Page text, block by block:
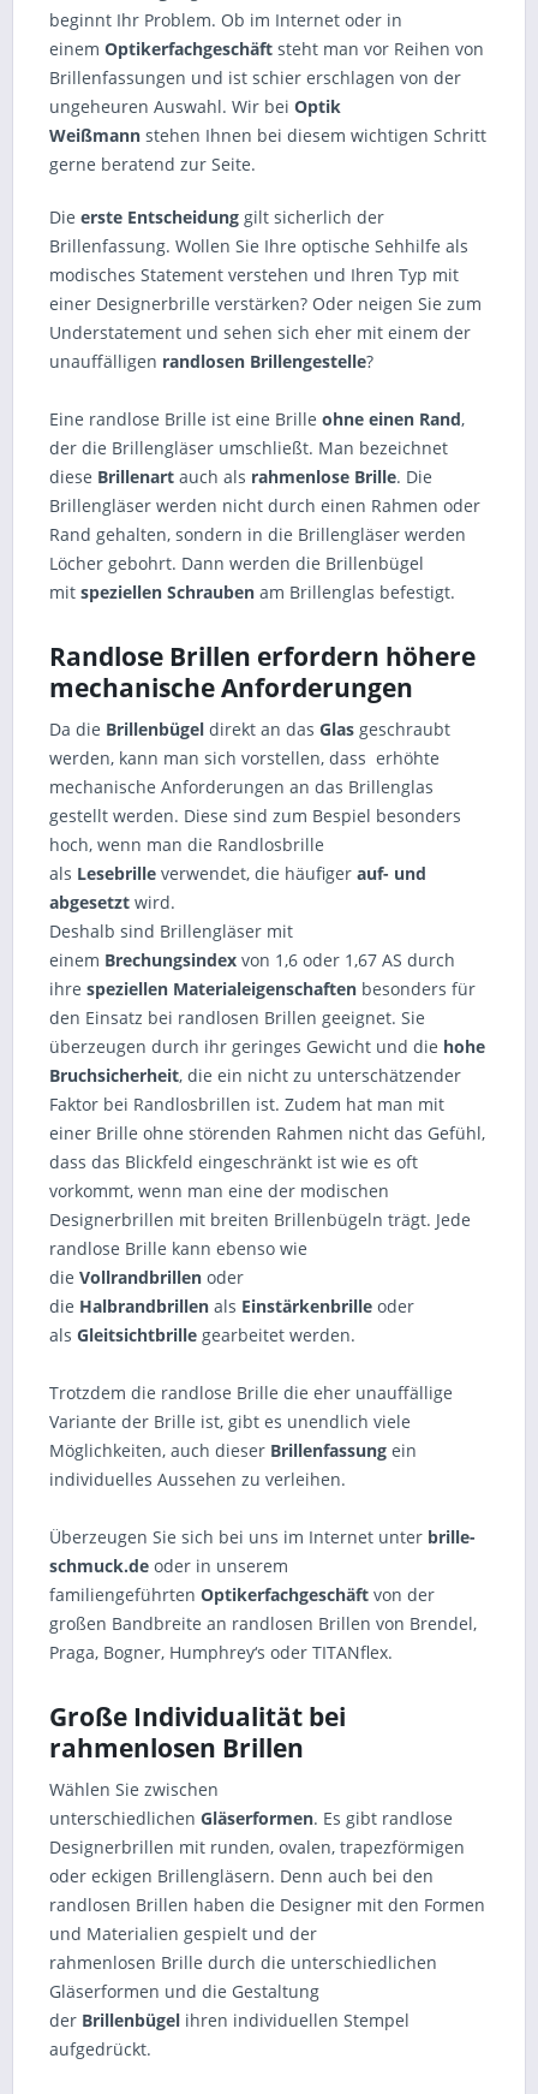
beginnt Ihr Problem. Ob im Internet oder in
einem Optikerfachgeschäft steht man vor Reihen von
Brillenfassungen und ist schier erschlagen von der
ungeheuren Auswahl. Wir bei Optik
Weißmann stehen Ihnen bei diesem wichtigen Schritt
gerne beratend zur Seite.
Die erste Entscheidung gilt sicherlich der
Brillenfassung. Wollen Sie Ihre optische Sehhilfe als
modisches Statement verstehen und Ihren Typ mit
einer Designerbrille verstärken? Oder neigen Sie zum
Understatement und sehen sich eher mit einem der
unauffälligen randlosen Brillengestelle?
Eine randlose Brille ist eine Brille ohne einen Rand,
der die Brillengläser umschließt. Man bezeichnet
diese Brillenart auch als rahmenlose Brille. Die
Brillengläser werden nicht durch einen Rahmen oder
Rand gehalten, sondern in die Brillengläser werden
Löcher gebohrt. Dann werden die Brillenbügel
mit speziellen Schrauben am Brillenglas befestigt.
Randlose Brillen erfordern höhere
mechanische Anforderungen
Da die Brillenbügel direkt an das Glas geschraubt
werden, kann man sich vorstellen, dass erhöhte
mechanische Anforderungen an das Brillenglas
gestellt werden. Diese sind zum Bespiel besonders
hoch, wenn man die Randlosbrille
als Lesebrille verwendet, die häufiger auf- und
abgesetzt wird.
Deshalb sind Brillengläser mit
einem Brechungsindex von 1,6 oder 1,67 AS durch
ihre speziellen Materialeigenschaften besonders für
den Einsatz bei randlosen Brillen geeignet. Sie
überzeugen durch ihr geringes Gewicht und die hohe
Bruchsicherheit, die ein nicht zu unterschätzender
Faktor bei Randlosbrillen ist. Zudem hat man mit
einer Brille ohne störenden Rahmen nicht das Gefühl,
dass das Blickfeld eingeschränkt ist wie es oft
vorkommt, wenn man eine der modischen
Designerbrillen mit breiten Brillenbügeln trägt. Jede
randlose Brille kann ebenso wie
die Vollrandbrillen oder
die Halbrandbrillen als Einstärkenbrille oder
als Gleitsichtbrille gearbeitet werden.
Trotzdem die randlose Brille die eher unauffällige
Variante der Brille ist, gibt es unendlich viele
Möglichkeiten, auch dieser Brillenfassung ein
individuelles Aussehen zu verleihen.
Überzeugen Sie sich bei uns im Internet unter brille-
schmuck.de oder in unserem
familiengeführten Optikerfachgeschäft von der
großen Bandbreite an randlosen Brillen von Brendel,
Praga, Bogner, Humphrey‘s oder TITANflex.
Große Individualität bei
rahmenlosen Brillen
Wählen Sie zwischen
unterschiedlichen Gläserformen. Es gibt randlose
Designerbrillen mit runden, ovalen, trapezförmigen
oder eckigen Brillengläsern. Denn auch bei den
randlosen Brillen haben die Designer mit den Formen
und Materialien gespielt und der
rahmenlosen Brille durch die unterschiedlichen
Gläserformen und die Gestaltung
der Brillenbügel ihren individuellen Stempel
aufgedrückt.